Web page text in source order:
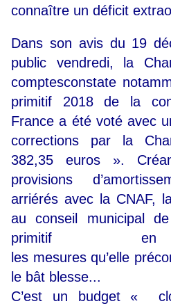
connaître un déficit
Dans son avis du 19
public vendredi, la
comptesconstate
primitif 2018 de la
France a été voté avec
corrections par la
382,35 euros ».
provisions
arriérés avec la CNAF,
au conseil municipal
primitif en
les mesures qu’elle
le bât blesse...
C’est un budget «